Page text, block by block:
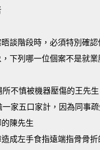
談階段時，必須特別確
下列哪一位個案不是就
不慎被機器壓傷的王先生
家五口家計，因為同事
陳先生
成左手食指遠端指骨骨折